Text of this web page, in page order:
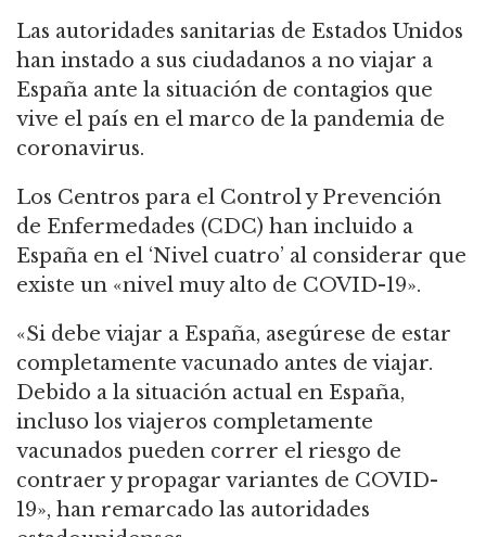
Las autoridades sanitarias de Estados Unidos
han instado a sus ciudadanos a no viajar a
España ante la situación de contagios que
vive el país en el marco de la pandemia de
coronavirus.
Los Centros para el Control y Prevención
de Enfermedades (CDC) han incluido a
España en el ‘Nivel cuatro’ al considerar que
existe un «nivel muy alto de COVID-19».
«Si debe viajar a España, asegúrese de estar
completamente vacunado antes de viajar.
Debido a la situación actual en España,
incluso los viajeros completamente
vacunados pueden correr el riesgo de
contraer y propagar variantes de COVID-
19», han remarcado las autoridades